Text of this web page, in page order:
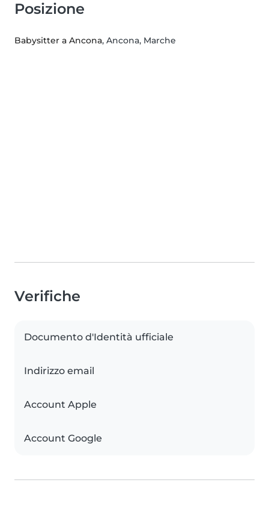
Posizione
Babysitter a Ancona, Ancona, Marche
Verifiche
Documento d'Identità ufficiale
Indirizzo email
Account Apple
Account Google